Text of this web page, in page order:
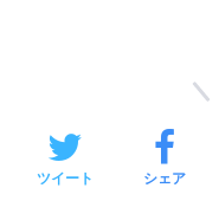
ツイート シェア